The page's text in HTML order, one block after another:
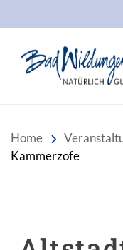
Home
Kammerzofe